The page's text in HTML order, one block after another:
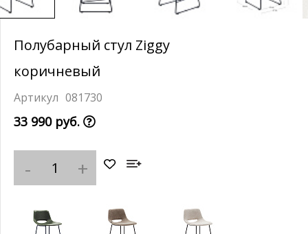
Полубарный стул Ziggy
коричневый
081730
33 990 руб.